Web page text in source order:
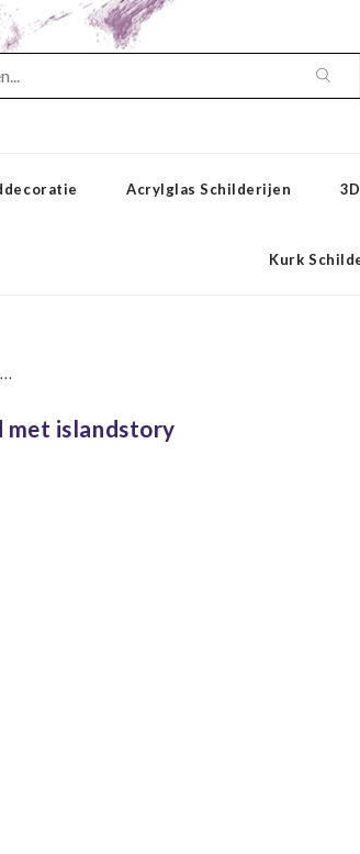
Acrylglas Schilderijen
Kurk
met islandstory